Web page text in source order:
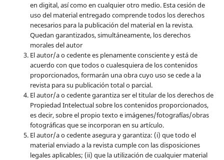
en digital, así como en cualquier otro medio. Esta cesión de
uso del material entregado comprende todos los derechos
necesarios para la publicación del material en la revista.
Quedan garantizados, simultáneamente, los derechos
morales del autor
El autor/a o cedente es plenamente consciente y está de
acuerdo con que todos o cualesquiera de los contenidos
proporcionados, formarán una obra cuyo uso se cede a la
revista para su publicación total o parcial.
El autor/a o cedente garantiza ser el titular de los derechos de
Propiedad Intelectual sobre los contenidos proporcionados,
es decir, sobre el propio texto e imágenes/fotografías/obras
fotográficas que se incorporan en su artículo.
El autor/a o cedente asegura y garantiza: (i) que todo el
material enviado a la revista cumple con las disposiciones
legales aplicables; (ii) que la utilización de cualquier material